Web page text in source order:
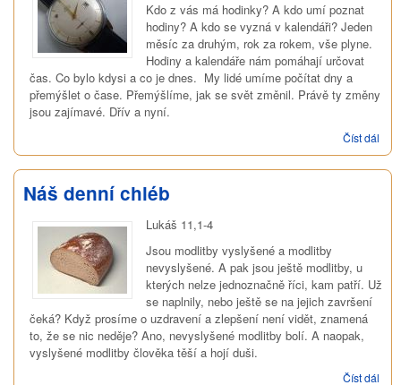
Kdo z vás má hodinky? A kdo umí poznat
hodiny? A kdo se vyzná v kalendáři? Jeden
měsíc za druhým, rok za rokem, vše plyne.
Hodiny a kalendáře nám pomáhají určovat
čas. Co bylo kdysi a co je dnes. My lidé umíme počítat dny a
přemýšlet o čase. Přemýšlíme, jak se svět změnil. Právě ty změny
jsou zajímavé. Dřív a nyní.
Číst dál
Náš denní chléb
Lukáš 11,1-4
Jsou modlitby vyslyšené a modlitby
nevyslyšené. A pak jsou ještě modlitby, u
kterých nelze jednoznačně říci, kam patří. Už
se naplnily, nebo ještě se na jejich završení
čeká? Když prosíme o uzdravení a zlepšení není vidět, znamená
to, že se nic neděje? Ano, nevyslyšené modlitby bolí. A naopak,
vyslyšené modlitby člověka těší a hojí duši.
Číst dál